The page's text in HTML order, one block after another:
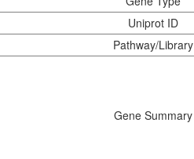
Uniprot ID
Pathway/Library
Gene Summary